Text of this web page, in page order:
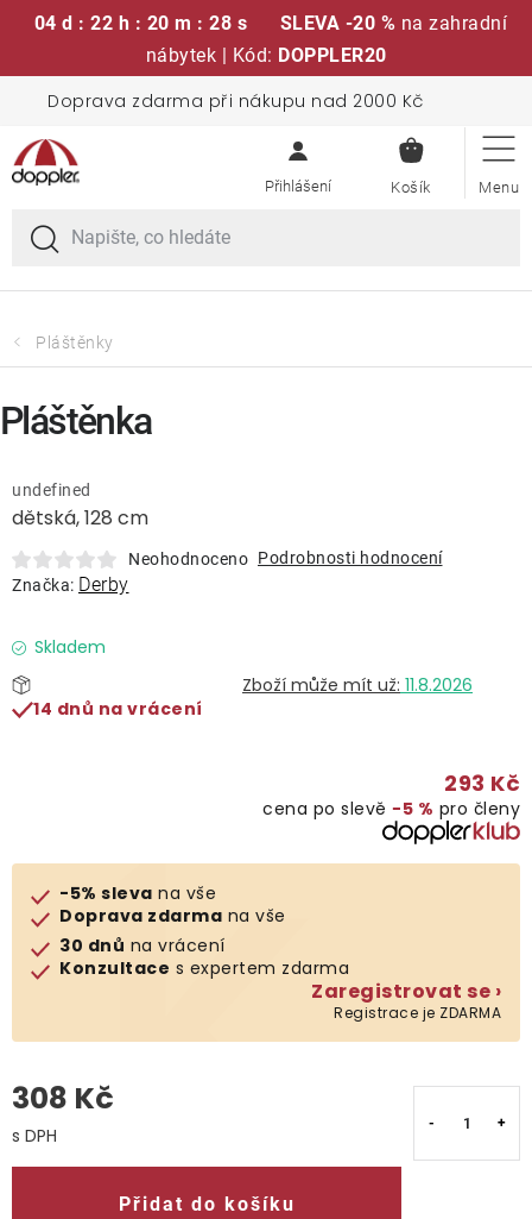
04 d : 22 h : 20 m : 27 s SLEVA -20 % na zahradní
nábytek | Kód: DOPPLER20
obsah
Doprava zdarma při nákupu nad 2000 Kč
KOŠÍK
Sedací soupravy
Slunečníky
Křesla a židle
Prodávané značky
Klub výhod
Naše katalogy
O nás
Kontakty
Pláštěnky
dětská, 128 cm
undefined
Neohodnoceno Podrobnosti hodnocení
Značka: Derby
Skladem
11.8.2026
14 dnů na vrácení
293 Kč
cena po slevě −5 % pro členy
-5% sleva na vše
Doprava zdarma na vše
30 dnů na vrácení
Konzultace s expertem zdarma
Zaregistrovat se ›
Registrace je ZDARMA
308 Kč
Přidat do košíku
Pláštěnka